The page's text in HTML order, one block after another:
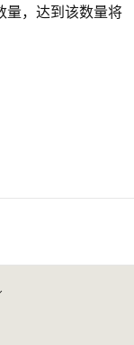
量，达到该数量将